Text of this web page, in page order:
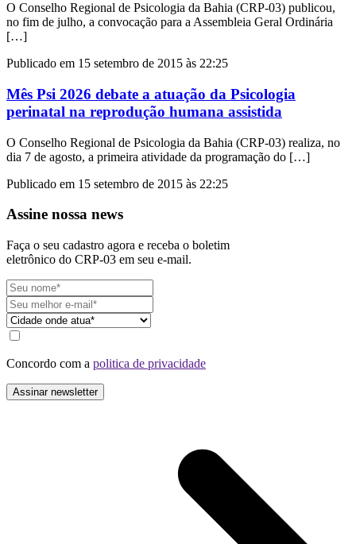
O Conselho Regional de Psicologia da Bahia (CRP-03) publicou,
no fim de julho, a convocação para a Assembleia Geral Ordinária
[…]
Publicado em 15 setembro de 2015 às 22:25
Mês Psi 2026 debate a atuação da Psicologia
perinatal na reprodução humana assistida
O Conselho Regional de Psicologia da Bahia (CRP-03) realiza, no
dia 7 de agosto, a primeira atividade da programação do […]
Publicado em 15 setembro de 2015 às 22:25
Assine nossa news
Faça o seu cadastro agora e receba o boletim
eletrônico do CRP-03 em seu e-mail.
Concordo com a politica de privacidade